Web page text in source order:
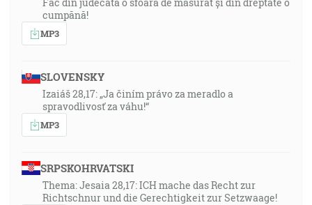
cumpănă!
MP3
SLOVENSKY
Izaiáš 28,17: „Ja činím právo za meradlo a
spravodlivosť za váhu!“
MP3
SRPSKOHRVATSKI
Thema: Jesaia 28,17: ICH mache das Recht zur
Richtschnur und die Gerechtigkeit zur Setzwaage!